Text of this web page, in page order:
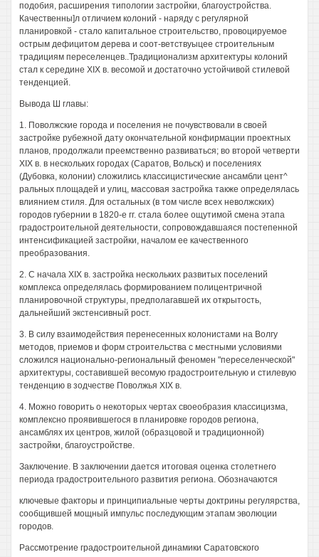
подобия, расширения типологии застройки, благоустройства.
Качественны]л отличием колоний - наряду с регулярной
планировкой - стало капитальное строительство, провоцируемое
острым дефицитом дерева и соот-ветствуыцее строительным
традициям переселенцев..Традиционализм архитектуры колоний
стал к середине XIX в. весомой и достаточно устойчивой стилевой
тенденцией.
Вывода Ш главы:
1. Поволжские города и поселения не почувствовали в своей
застройке рубежной дату окончательной конфирмации проектных
планов, продолжали преемственно развиваться; во второй четверти
XIX в. в нескольких городах (Саратов, Вольск) и поселениях
(Дубовка, колонии) сложились классицистические ансамбли цент^
ральных площадей и улиц, массовая застройка также определялась
влиянием стиля. Для остальных (в том числе всех неволжских)
городов губернии в 1820-е гг. стала более ощутимой смена этапа
градостроительной деятельности, сопровождавшаяся постепенной
интенсификацией застройки, началом ее качественного
преобразования.
2. С начала XIX в. застройка нескольких развитых поселений
комплекса определялась формированием полицентричной
планировочной структуры, предполагавшей их открытость,
дальнейший экстенсивный рост.
3. В силу взаимодействия перенесенных колонистами на Волгу
методов, приемов и форм строительства с местными условиями
сложился национально-региональный феномен "переселенческой"
архитектуры, составившей весомую градостроительную и стилевую
тенденцию в зодчестве Поволжья XIX в.
4. Можно говорить о некоторых чертах своеобразия классицизма,
комплексно проявившегося в планировке городов региона,
ансамблях их центров, жилой (образцовой и традиционной)
застройки, благоустройстве.
Заключение. В заключении дается итоговая оценка столетнего
периода градостроительного развития региона. Обозначаются
ключевые факторы и принципиальные черты доктрины регулярства,
сообщившей мощный импульс последующим этапам эволюции
городов.
Рассмотрение градостроительной динамики Саратовского